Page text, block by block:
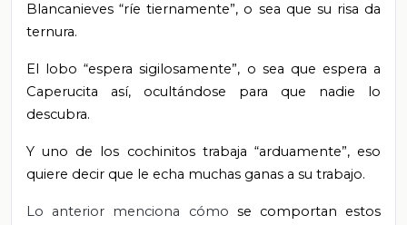
Blancanieves “ríe tiernamente”, o sea que su risa da
ternura.
El lobo “espera sigilosamente”, o sea que espera a
Caperucita así, ocultándose para que nadie lo
descubra.
Y uno de los cochinitos trabaja “arduamente”, eso
quiere decir que le echa muchas ganas a su trabajo.
Lo anterior menciona cómo se comportan estos